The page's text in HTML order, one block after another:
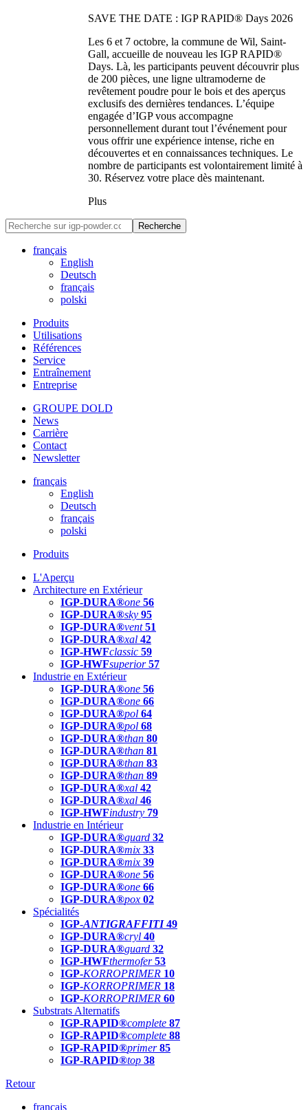
SAVE THE DATE : IGP RAPID® Days 2026
Les 6 et 7 octobre, la commune de Wil, Saint-
Gall, accueille de nouveau les IGP RAPID®
Days. Là, les participants peuvent découvrir plus
de 200 pièces, une ligne ultramoderne de
revêtement poudre pour le bois et des aperçus
exclusifs des dernières tendances. L’équipe
engagée d’IGP vous accompagne
personnellement durant tout l’événement pour
vous offrir une expérience intense, riche en
découvertes et en connaissances techniques. Le
nombre de participants est volontairement limité à
30. Réservez votre place dès maintenant.
Plus
Recherche
français
English
Deutsch
français
polski
Produits
Utilisations
Références
Service
Entraînement
Entreprise
GROUPE DOLD
News
Carrière
Contact
Newsletter
français
English
Deutsch
français
polski
Produits
L'Aperçu
Architecture en Extérieur
IGP-DURA®one 56
IGP-DURA®sky 95
IGP-DURA®vent 51
IGP-DURA®xal 42
IGP-HWFclassic 59
IGP-HWFsuperior 57
Industrie en Extérieur
IGP-DURA®one 56
IGP-DURA®one 66
IGP-DURA®pol 64
IGP-DURA®pol 68
IGP-DURA®than 80
IGP-DURA®than 81
IGP-DURA®than 83
IGP-DURA®than 89
IGP-DURA®xal 42
IGP-DURA®xal 46
IGP-HWFindustry 79
Industrie en Intérieur
IGP-DURA®guard 32
IGP-DURA®mix 33
IGP-DURA®mix 39
IGP-DURA®one 56
IGP-DURA®one 66
IGP-DURA®pox 02
Spécialités
IGP-ANTIGRAFFITI49
IGP-DURA®cryl 40
IGP-DURA®guard 32
IGP-HWFthermofer 53
IGP-KORROPRIMER 10
IGP-KORROPRIMER 18
IGP-KORROPRIMER 60
Substrats Alternatifs
IGP-RAPID®complete 87
IGP-RAPID®complete 88
IGP-RAPID®primer 85
IGP-RAPID®top 38
Retour
français